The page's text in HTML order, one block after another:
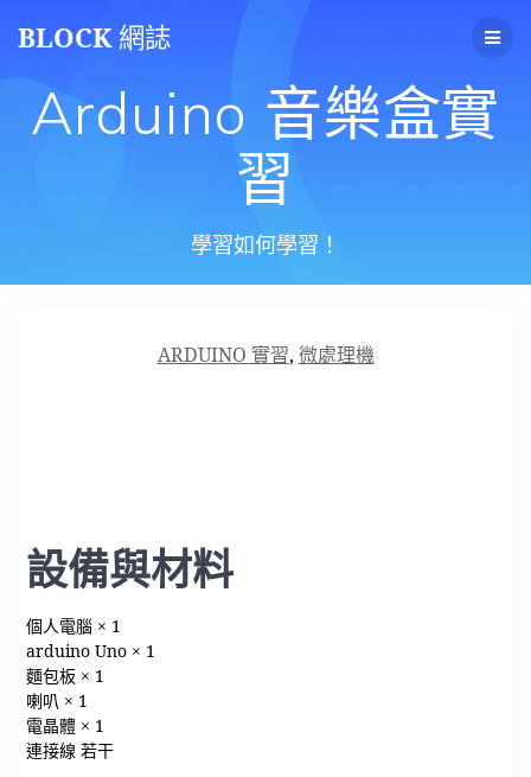
BLOCK網誌
Arduino 音樂盒實
習
學習如何學習！
ARDUINO 實習, 微處理機
設備與材料
個人電腦 × 1
arduino Uno × 1
麵包板 × 1
喇叭 × 1
電晶體 × 1
連接線 若干